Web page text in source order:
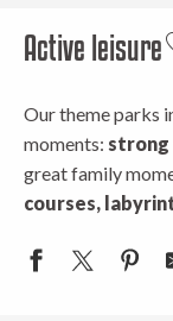
Active leisure
Our theme parks
moments: strong
great family
courses,